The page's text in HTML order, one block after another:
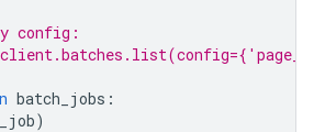
config:
batch_jobs :
)